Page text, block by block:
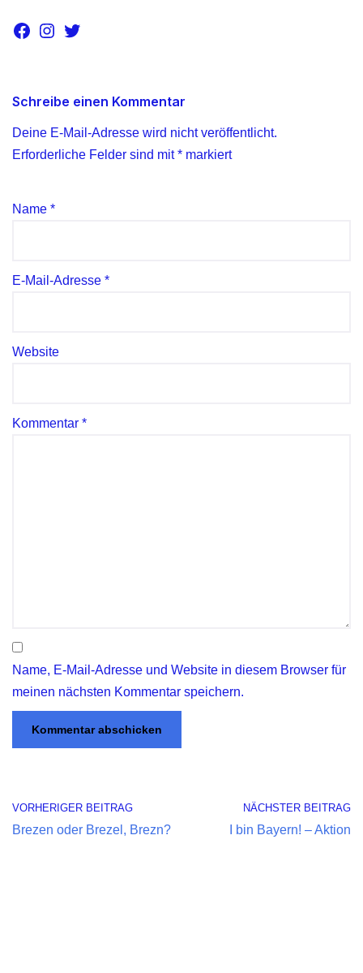
Schreibe einen Kommentar
Deine E-Mail-Adresse wird nicht veröffentlicht.
Erforderliche Felder sind mit* markiert
Name *
E-Mail-Adresse *
Website
Kommentar *
Name, E-Mail-Adresse und Website in diesem Browser für
meinen nächsten Kommentar speichern.
VORHERIGER BEITRAG
Brezen oder Brezel, Brezn?
NÄCHSTER BEITRAG
I bin Bayern! – Aktion